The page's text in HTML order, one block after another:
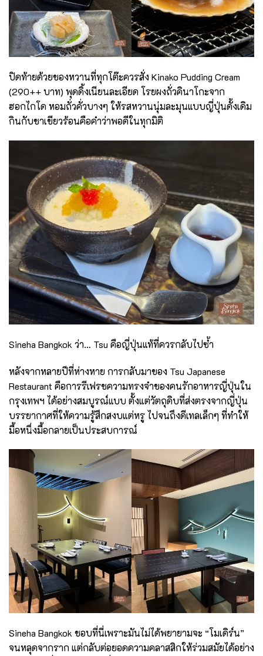
ปิดท้ายด้วยของหวานที่ทุกโต๊ะควรสั่ง Kinako Pudding Cream
(290++ บาท) พุดดิ้งเนียนละเอียด โรยผงถั่วคินาโกะจาก
ฮอกไกโด หอมถั่วคั่วบางๆ ให้รสหวานนุ่มละมุนแบบญี่ปุ่นดั้งเดิม
กินกับชาเขียวร้อนคือคำว่าพอดีในทุกมิติ
Sineha Bangkok ว่า… Tsu คือญี่ปุ่นแท้ที่ควรกลับไปซ้ำ
หลังจากหลายปีที่ห่างหาย การกลับมาของ Tsu Japanese
Restaurant คือการรีเฟรชความทรงจำของคนรักอาหารญี่ปุ่นใน
กรุงเทพฯ ได้อย่างสมบูรณ์แบบ ตั้งแต่วัตถุดิบที่ส่งตรงจากญี่ปุ่น
บรรยากาศที่ให้ความรู้สึกสงบแต่หรู ไปจนถึงดีเทลเล็กๆ ที่ทำให้
มื้อหนึ่งมื้อกลายเป็นประสบการณ์
Sineha Bangkok ชอบที่นี่เพราะมันไม่ได้พยายามจะ “โมเดิร์น”
จนหลุดจากราก แต่กลับต่อยอดความคลาสสิกให้ร่วมสมัยได้อย่าง